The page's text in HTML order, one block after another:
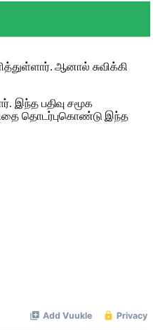
ஆனால் சுவிக்கி
இந்த பதிவு சமூக
தொடர்புகொண்டு இந்த